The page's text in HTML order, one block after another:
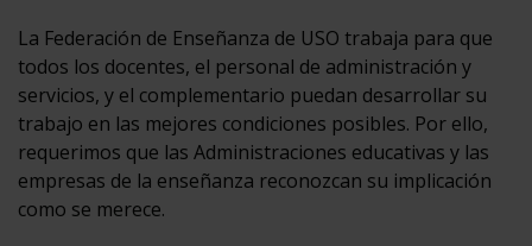
La Federación de Enseñanza de USO trabaja para que
todos los docentes, el personal de administración y
servicios, y el complementario puedan desarrollar su
trabajo en las mejores condiciones posibles. Por ello,
requerimos que las Administraciones educativas y las
empresas de la enseñanza reconozcan su implicación
como se merece.